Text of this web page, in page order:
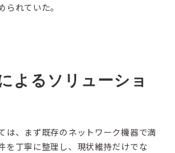
られていた。
よるソリューショ
は、まず既存のネットワーク機器で満
を丁寧に整理し、現状維持だけでな